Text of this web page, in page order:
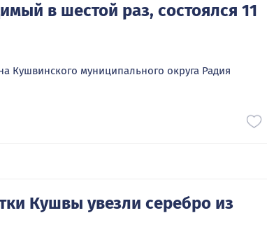
в шестой раз, состоялся 11
Кушвинского муниципального округа Радия
Кушвы увезли серебро из